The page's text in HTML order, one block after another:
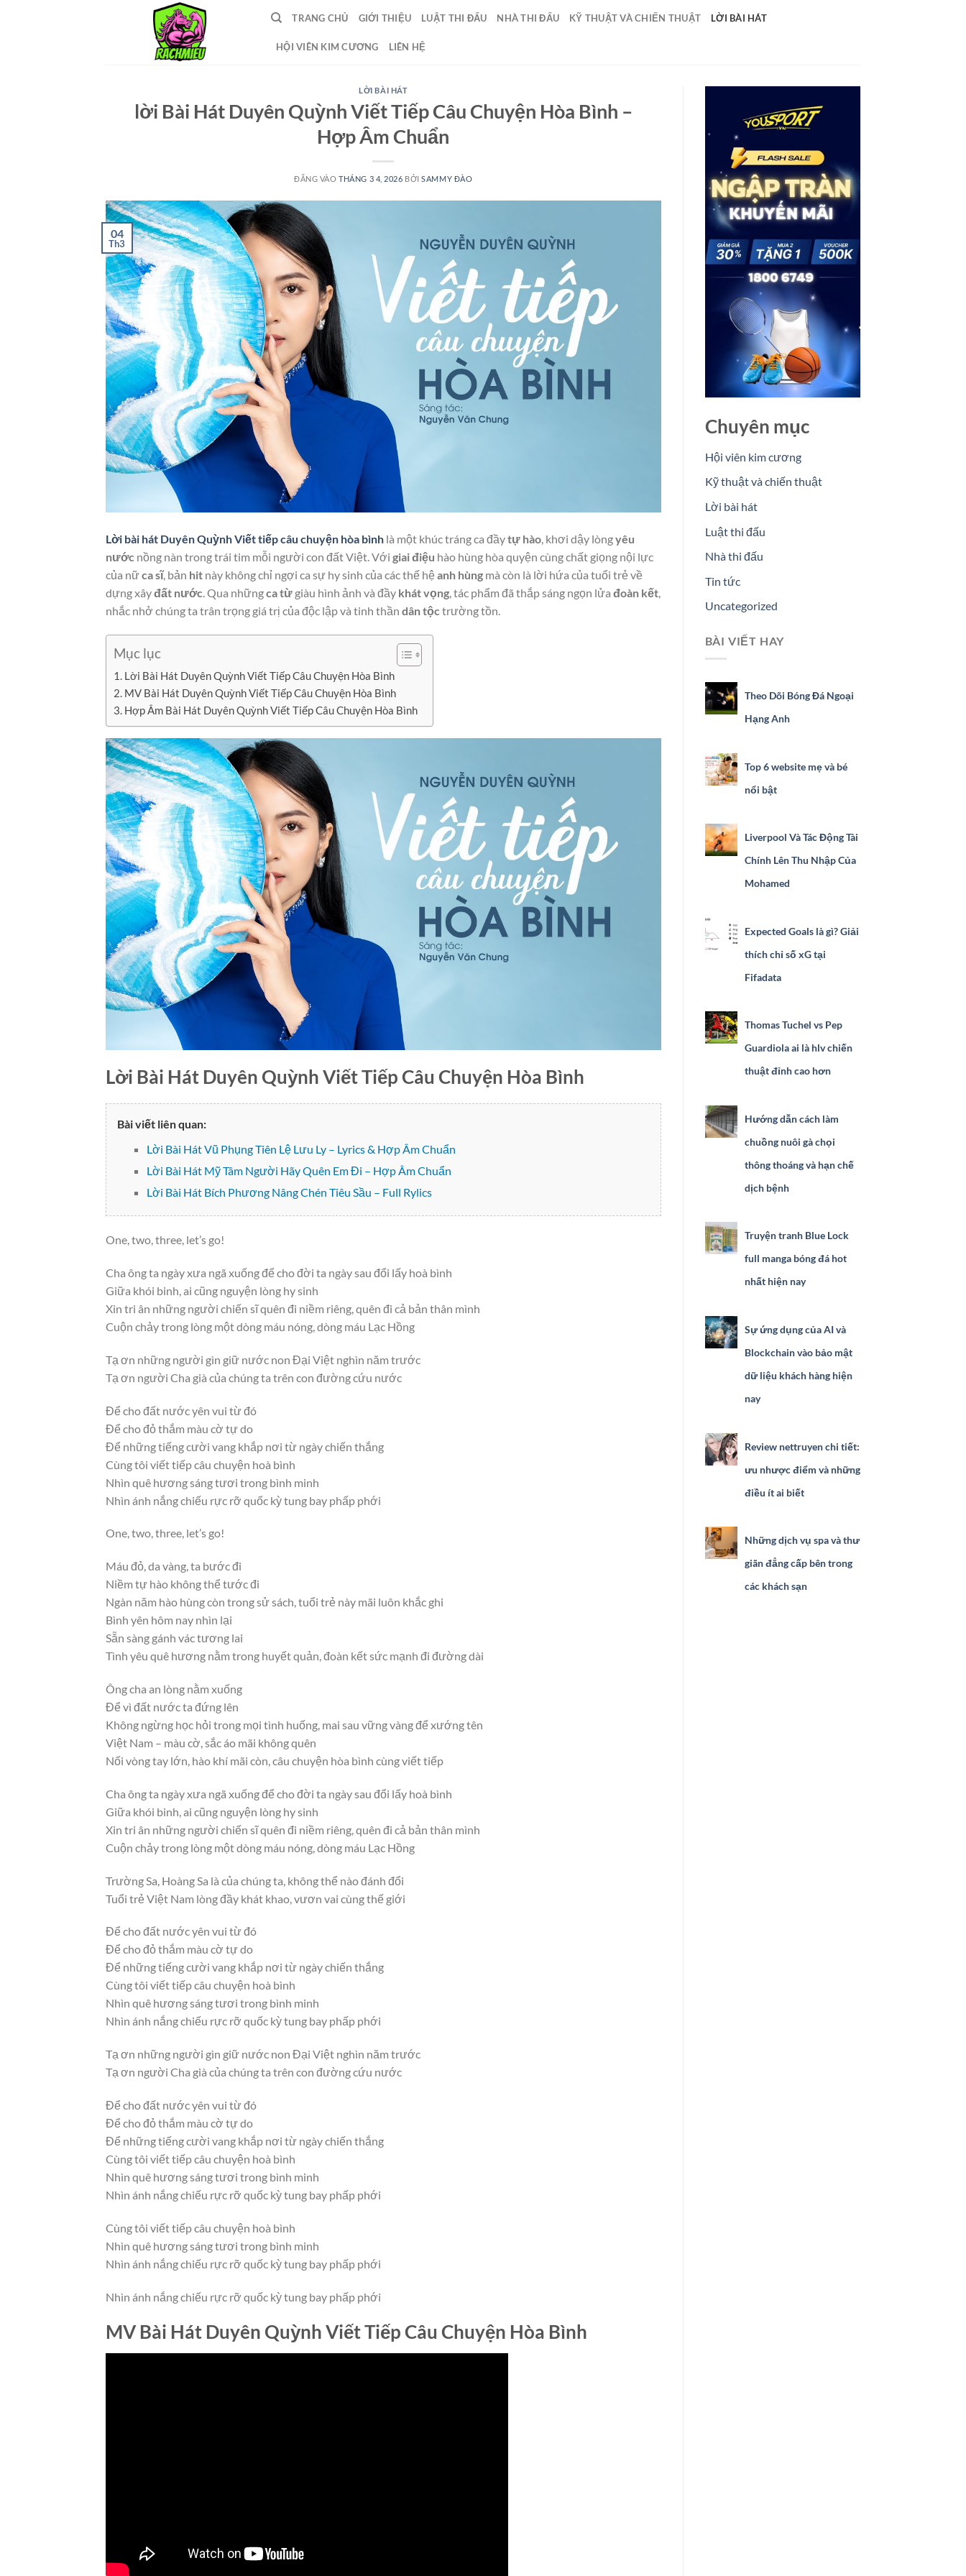
TRANG CHỦ GIỚI THIỆU LUẬT THI ĐẤU NHÀ THI ĐẤU KỸ THUẬT VÀ CHIẾN THUẬT LỜI BÀI HÁT
HỘI VIÊN KIM CƯƠNG LIÊN HỆ
LỜI BÀI HÁT
lời Bài Hát Duyên Quỳnh Viết Tiếp Câu Chuyện Hòa Bình –
Hợp Âm Chuẩn
ĐĂNG VÀOTHÁNG 3 4, 2026 BỞISAMMY ĐÀO
04
Th3
Lời bài hát Duyên Quỳnh Viết tiếp câu chuyện hòa bình là một khúc tráng ca đầytự hào, khơi dậy lòngyêu
nước nồng nàn trong trái tim mỗi người con đất Việt. Với giai điệu hào hùng hòa quyện cùng chất giọng nội lực
của nữca sĩ, bản hit này không chỉ ngợi ca sự hy sinh của các thế hệ anh hùng mà còn là lời hứa của tuổi trẻ về
dựng xâyđất nước. Qua nhữngca từ giàu hình ảnh và đầy khát vọng, tác phẩm đã thắp sáng ngọn lửa đoàn kết,
nhắc nhở chúng ta trân trọng giá trị của độc lập và tinh thần dân tộctrường tồn.
Mục lục
Lời Bài Hát Duyên Quỳnh Viết Tiếp Câu Chuyện Hòa Bình
MV Bài Hát Duyên Quỳnh Viết Tiếp Câu Chuyện Hòa Bình
Hợp Âm Bài Hát Duyên Quỳnh Viết Tiếp Câu Chuyện Hòa Bình
Lời Bài Hát Duyên Quỳnh Viết Tiếp Câu Chuyện Hòa Bình
Bài viết liên quan:
Lời Bài Hát Vũ Phụng Tiên Lệ Lưu Ly – Lyrics & Hợp Âm Chuẩn
Lời Bài Hát Mỹ Tâm Người Hãy Quên Em Đi – Hợp Âm Chuẩn
Lời Bài Hát Bích Phương Nâng Chén Tiêu Sầu – Full Rylics
One, two, three, let’s go!
Cha ông ta ngày xưa ngã xuống để cho đời ta ngày sau đổi lấy hoà bình
Giữa khói binh, ai cũng nguyện lòng hy sinh
Xin tri ân những người chiến sĩ quên đi niềm riêng, quên đi cả bản thân mình
Cuộn chảy trong lòng một dòng máu nóng, dòng máu Lạc Hồng
Tạ ơn những người gìn giữ nước non Đại Việt nghìn năm trước
Tạ ơn người Cha già của chúng ta trên con đường cứu nước
Để cho đất nước yên vui từ đó
Để cho đỏ thắm màu cờ tự do
Để những tiếng cười vang khắp nơi từ ngày chiến thắng
Cùng tôi viết tiếp câu chuyện hoà bình
Nhìn quê hương sáng tươi trong bình minh
Nhìn ánh nắng chiếu rực rỡ quốc kỳ tung bay phấp phới
One, two, three, let’s go!
Máu đỏ, da vàng, ta bước đi
Niềm tự hào không thể tước đi
Ngàn năm hào hùng còn trong sử sách, tuổi trẻ này mãi luôn khắc ghi
Bình yên hôm nay nhìn lại
Sẵn sàng gánh vác tương lai
Tình yêu quê hương nằm trong huyết quản, đoàn kết sức mạnh đi đường dài
Ông cha an lòng nằm xuống
Để vì đất nước ta đứng lên
Không ngừng học hỏi trong mọi tình huống, mai sau vững vàng để xướng tên
Việt Nam – màu cờ, sắc áo mãi không quên
Nối vòng tay lớn, hào khí mãi còn, câu chuyện hòa bình cùng viết tiếp
Cha ông ta ngày xưa ngã xuống để cho đời ta ngày sau đổi lấy hoà bình
Giữa khói binh, ai cũng nguyện lòng hy sinh
Xin tri ân những người chiến sĩ quên đi niềm riêng, quên đi cả bản thân mình
Cuộn chảy trong lòng một dòng máu nóng, dòng máu Lạc Hồng
Trường Sa, Hoàng Sa là của chúng ta, không thể nào đánh đổi
Tuổi trẻ Việt Nam lòng đầy khát khao, vươn vai cùng thế giới
Để cho đất nước yên vui từ đó
Để cho đỏ thắm màu cờ tự do
Để những tiếng cười vang khắp nơi từ ngày chiến thắng
Cùng tôi viết tiếp câu chuyện hoà bình
Nhìn quê hương sáng tươi trong bình minh
Nhìn ánh nắng chiếu rực rỡ quốc kỳ tung bay phấp phới
Tạ ơn những người gìn giữ nước non Đại Việt nghìn năm trước
Tạ ơn người Cha già của chúng ta trên con đường cứu nước
Để cho đất nước yên vui từ đó
Để cho đỏ thắm màu cờ tự do
Để những tiếng cười vang khắp nơi từ ngày chiến thắng
Cùng tôi viết tiếp câu chuyện hoà bình
Nhìn quê hương sáng tươi trong bình minh
Nhìn ánh nắng chiếu rực rỡ quốc kỳ tung bay phấp phới
Cùng tôi viết tiếp câu chuyện hoà bình
Nhìn quê hương sáng tươi trong bình minh
Nhìn ánh nắng chiếu rực rỡ quốc kỳ tung bay phấp phới
Nhìn ánh nắng chiếu rực rỡ quốc kỳ tung bay phấp phới
MV Bài Hát Duyên Quỳnh Viết Tiếp Câu Chuyện Hòa Bình
Chuyên mục
Hội viên kim cương
Kỹ thuật và chiến thuật
Lời bài hát
Luật thi đấu
Nhà thi đấu
Tin tức
Uncategorized
BÀI VIẾT HAY
Theo Dõi Bóng Đá Ngoại
Hạng Anh
Top 6 website mẹ và bé
nổi bật
Liverpool Và Tác Động Tài
Chính Lên Thu Nhập Của
Mohamed
Expected Goals là gì? Giải
thích chỉ số xG tại
Fifadata
Thomas Tuchel vs Pep
Guardiola ai là hlv chiến
thuật đỉnh cao hơn
Hướng dẫn cách làm
chuồng nuôi gà chọi
thông thoáng và hạn chế
dịch bệnh
Truyện tranh Blue Lock
full manga bóng đá hot
nhất hiện nay
Sự ứng dụng của AI và
Blockchain vào bảo mật
dữ liệu khách hàng hiện
nay
Review nettruyen chi tiết:
ưu nhược điểm và những
điều ít ai biết
Những dịch vụ spa và thư
giãn đẳng cấp bên trong
các khách sạn